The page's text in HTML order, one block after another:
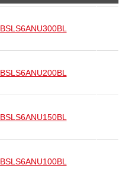
BSLS6ANU300BL
BSLS6ANU200BL
BSLS6ANU150BL
BSLS6ANU100BL